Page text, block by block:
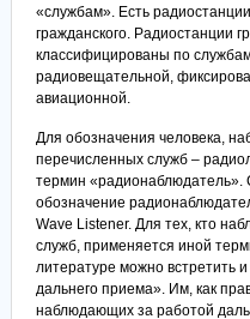
«службам». Есть
гражданского. Радиостанции
классифицированы по
радиовещательной,
авиационной.
Для обозначения человека,
перечисленных служб –
термин
обозначение
Wave Listener. Для тех, кто
служб, применяется иной
литературе можно встретить
дальнего приема». Им, как
наблюдающих за работой